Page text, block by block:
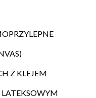
Z KLEJEM